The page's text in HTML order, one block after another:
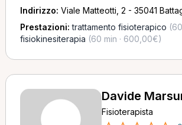
Indirizzo: Viale Matteotti, 2 - 35041
Prestazioni:trattamento fisioterapico
fisiokinesiterapia (60 min · 600,00€)
Davide
Fisioterapista